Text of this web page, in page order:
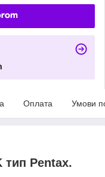
Оплата Умови
тип Pentax.